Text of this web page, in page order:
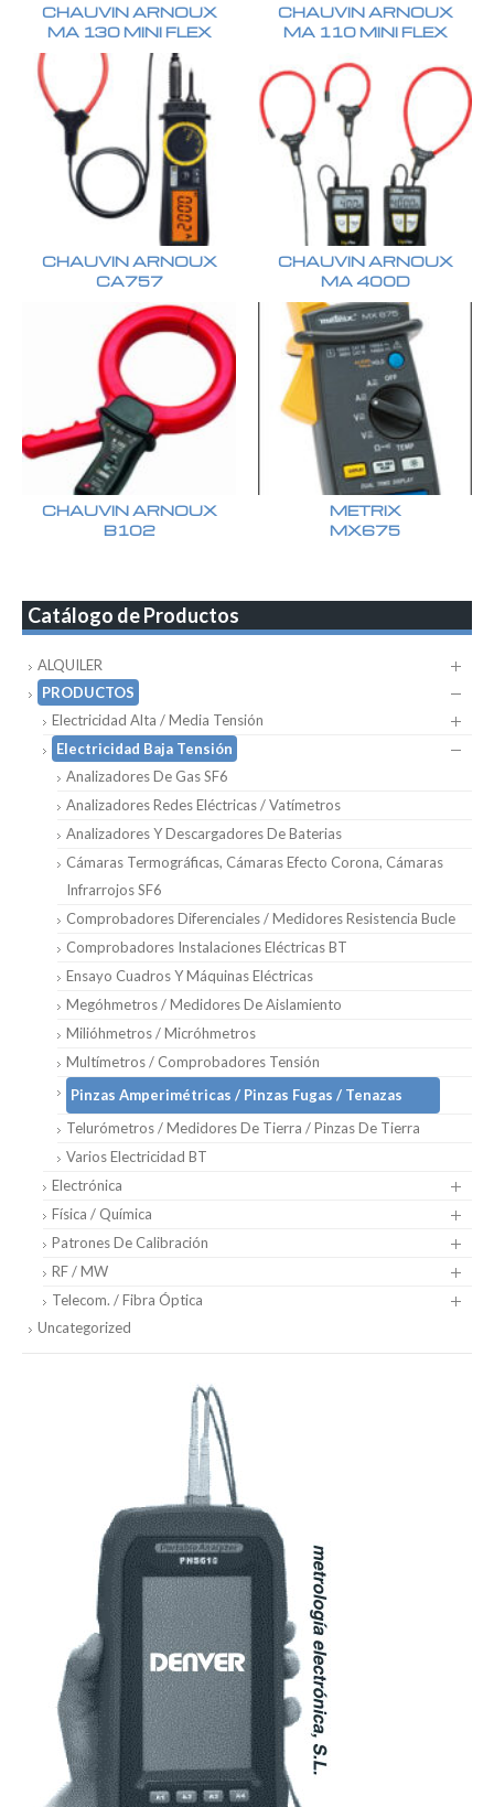
CHAUVIN ARNOUX
MA 130 MINI FLEX
CHAUVIN ARNOUX
MA 110 MINI FLEX
CHAUVIN ARNOUX
CA757
CHAUVIN ARNOUX
MA 400D
CHAUVIN ARNOUX
B102
METRIX
MX675
Catálogo de Productos
ALQUILER
PRODUCTOS
Electricidad Alta / Media Tensión
Electricidad Baja Tensión
Analizadores De Gas SF6
Analizadores Redes Eléctricas / Vatímetros
Analizadores Y Descargadores De Baterias
Cámaras Termográficas, Cámaras Efecto Corona, Cámaras
Infrarrojos SF6
Comprobadores Diferenciales / Medidores Resistencia Bucle
Comprobadores Instalaciones Eléctricas BT
Ensayo Cuadros Y Máquinas Eléctricas
Megóhmetros / Medidores De Aislamiento
Milióhmetros / Micróhmetros
Multímetros / Comprobadores Tensión
Pinzas Amperimétricas / Pinzas Fugas / Tenazas
Telurómetros / Medidores De Tierra / Pinzas De Tierra
Varios Electricidad BT
Electrónica
Física / Química
Patrones De Calibración
RF / MW
Telecom. / Fibra Óptica
Uncategorized